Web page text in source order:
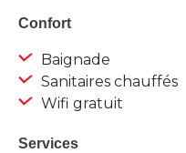
Confort
Baignade
Sanitaires chauffés
Wifi gratuit
Services